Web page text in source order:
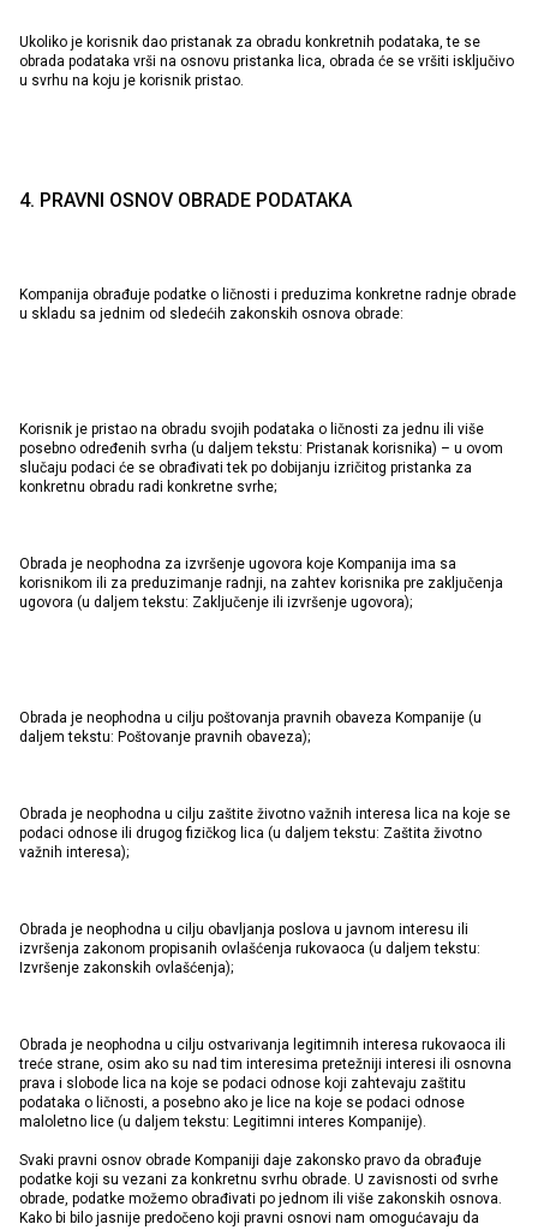
Ukoliko je korisnik dao pristanak za obradu konkretnih podataka, te se
obrada podataka vrši na osnovu pristanka lica, obrada će se vršiti isključivo
u svrhu na koju je korisnik pristao.
4. PRAVNI OSNOV OBRADE PODATAKA
Kompanija obrađuje podatke o ličnosti i preduzima konkretne radnje obrade
u skladu sa jednim od sledećih zakonskih osnova obrade:
Korisnik je pristao na obradu svojih podataka o ličnosti za jednu ili više
posebno određenih svrha (u daljem tekstu: Pristanak korisnika) – u ovom
slučaju podaci će se obrađivati tek po dobijanju izričitog pristanka za
konkretnu obradu radi konkretne svrhe;
Obrada je neophodna za izvršenje ugovora koje Kompanija ima sa
korisnikom ili za preduzimanje radnji, na zahtev korisnika pre zaključenja
ugovora (u daljem tekstu: Zaključenje ili izvršenje ugovora);
Obrada je neophodna u cilju poštovanja pravnih obaveza Kompanije (u
daljem tekstu: Poštovanje pravnih obaveza);
Obrada je neophodna u cilju zaštite životno važnih interesa lica na koje se
podaci odnose ili drugog fizičkog lica (u daljem tekstu: Zaštita životno
važnih interesa);
Obrada je neophodna u cilju obavljanja poslova u javnom interesu ili
izvršenja zakonom propisanih ovlašćenja rukovaoca (u daljem tekstu:
Izvršenje zakonskih ovlašćenja);
Obrada je neophodna u cilju ostvarivanja legitimnih interesa rukovaoca ili
treće strane, osim ako su nad tim interesima pretežniji interesi ili osnovna
prava i slobode lica na koje se podaci odnose koji zahtevaju zaštitu
podataka o ličnosti, a posebno ako je lice na koje se podaci odnose
maloletno lice (u daljem tekstu: Legitimni interes Kompanije).
Svaki pravni osnov obrade Kompaniji daje zakonsko pravo da obrađuje
podatke koji su vezani za konkretnu svrhu obrade. U zavisnosti od svrhe
obrade, podatke možemo obrađivati po jednom ili više zakonskih osnova.
Kako bi bilo jasnije predočeno koji pravni osnovi nam omogućavaju da